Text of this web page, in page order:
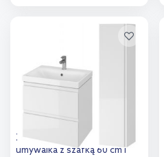
porównania
Zestaw Cersanit Moduo
umywalka z szafką 60 cm i